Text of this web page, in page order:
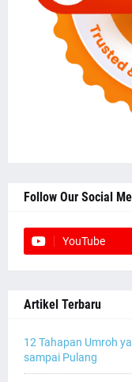
Follow Our Social
YouTube
Artikel Terbaru
12 Tahapan Umroh
sampai Pulang